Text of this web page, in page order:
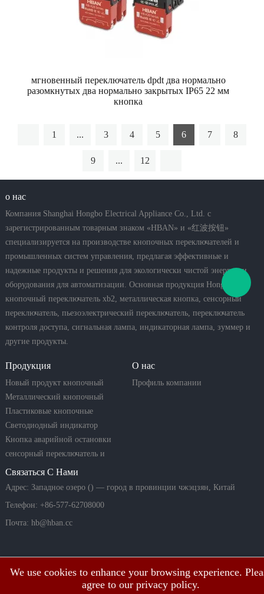
We use cookies to enhance your browsing experience.
agree to our privacy policy.
мгновенный переключатель dpdt два нормально
разомкнутых два нормально закрытых IP65 22 мм
кнопка
1 ... 3 4 5 6 7 8
9 ... 12
о нас
Компания Shanghai Hongbo Electrical Appliance Co., Ltd. с
зарегистрированным товарным знаком «HBAN» и «红波按钮»
специализируется на производстве кнопочных переключателей и
промышленных систем управления, предлагая эффективные и
надежные продукты и решения для экологически чистой энергии и
оборудования для автоматизации. Основная продукция Hongbo:
кнопочный переключатель xb2, металлическая кнопка, сенсорный
переключатель, пьезоэлектрический переключатель, переключатель
контроля доступа, сигнальная лампа, индикаторная лампа, зуммер и
другие продукты.
Продукция
Новый продукт кнопочный
переключатель
Металлический кнопочный
переключатель
Пластиковые кнопочные
переключатели
Светодиодный индикатор
Кнопка аварийной остановки
сенсорный переключатель и
пьезо-кнопка
О нас
Профиль компании
Связаться С Нами
Адрес: Западное озеро () — город в провинции чжэцзян, Китай
Телефон: +86-577-62708000
Почта: hb@hban.cc